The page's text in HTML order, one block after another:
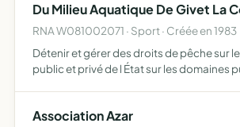
Du Milieu Aquatique De Givet La
RNA W081002071 · Sport · Créée en 1983
Détenir et gérer des droits de pêche sur
public et privé de l État sur les domaines
Association Azar